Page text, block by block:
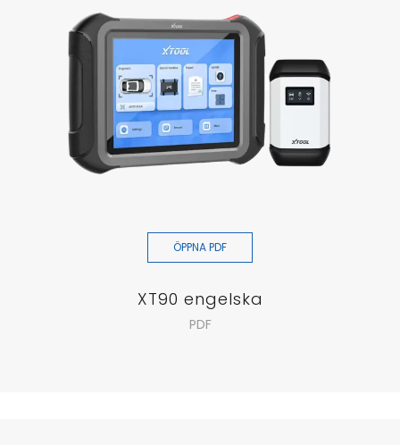
ÖPPNA PDF
XT90 engelska
PDF